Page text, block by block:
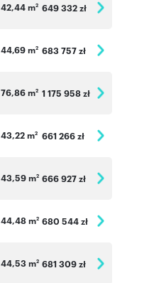
42,44 m2 649 332 zł
44,69 m2 683 757 zł
76,86 m2 1 175 958 zł
43,22 m2 661 266 zł
43,59 m2 666 927 zł
44,48 m2 680 544 zł
44,53 m2 681 309 zł